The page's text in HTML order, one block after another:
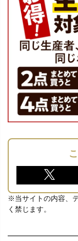
※当サイトの内容、
く禁じます。